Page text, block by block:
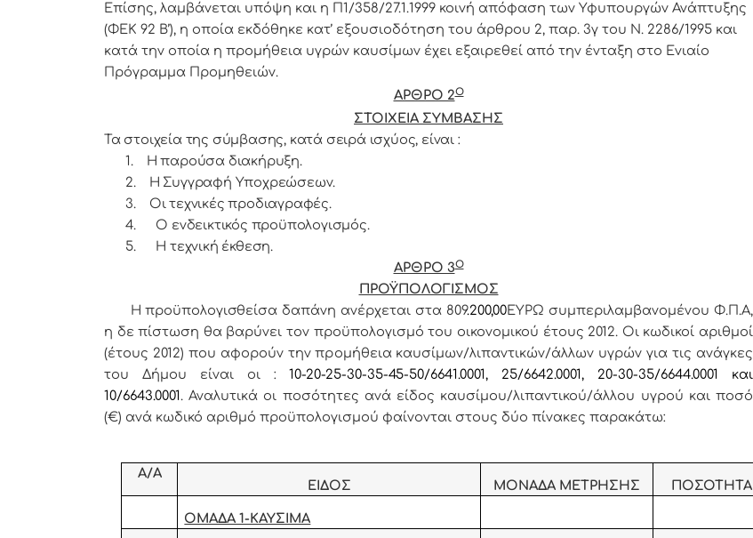
Επίσης, λαμβάνεται υπόψη και η Π1/358/27.1.1999 κοινή απόφαση των Υφυπουργών Ανάπτυξης
(ΦΕΚ 92 Β’), η οποία εκδόθηκε κατ’ εξουσιοδότηση του άρθρου 2, παρ. 3γ του Ν. 2286/1995 και
κατά την οποία η προμήθεια υγρών καυσίμων έχει εξαιρεθεί από την ένταξη στο Ενιαίο
Πρόγραμμα Προμηθειών.
ΑΡΘΡΟ 2Ο
ΣΤΟΙΧΕΙΑ ΣΥΜΒΑΣΗΣ
Τα στοιχεία της σύμβασης, κατά σειρά ισχύος, είναι :
1.
Η παρούσα διακήρυξη.
2.
Η Συγγραφή Υποχρεώσεων.
3.
Οι τεχνικές προδιαγραφές.
4.
Ο ενδεικτικός προϋπολογισμός.
5.
Η τεχνική έκθεση.
ΑΡΘΡΟ 3Ο
ΠΡΟΫΠΟΛΟΓΙΣΜΟΣ
Η προϋπολογισθείσα δαπάνη ανέρχεται στα 809.200,00ΕΥΡΩ συμπεριλαμβανομένου Φ.Π.Α,
η δε πίστωση θα βαρύνει τον προϋπολογισμό του οικονομικού έτους 2012. Οι κωδικοί αριθμοί
(έτους 2012) που αφορούν την προμήθεια καυσίμων/λιπαντικών/άλλων υγρών για τις ανάγκες
του Δήμου είναι οι :10-20-25-30-35-45-50/6641.0001, 25/6642.0001, 20-30-35/6644.0001 και
10/6643.0001 . Αναλυτικά οι ποσότητες ανά είδος καυσίμου/λιπαντικού/άλλου υγρού και ποσό
(€) ανά κωδικό αριθμό προϋπολογισμού φαίνονται στους δύο πίνακες παρακάτω:
Α/Α
ΕΙΔΟΣ
ΜΟΝΑΔΑ ΜΕΤΡΗΣΗΣ ΠΟΣΟΤΗΤΑ
ΟΜΑΔΑ 1-ΚΑΥΣΙΜΑ